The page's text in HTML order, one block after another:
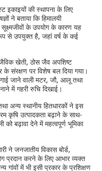
इकाइयों की स्थापना के लिए
ने बताया कि हिमालयी
के उपयोग के कारण यह
से उपयुक्त है, जहां वर्ष के कई
खेती, ठोस जैव अपशिष्ट
के संरक्षण पर विशेष बल दिया गया।
जाने वाली मटर, जौ, आलू तथा
में गहरी रुचि दिखाई।
अन्य स्थानीय हितधारकों ने इस
कृषि उत्पादकता बढ़ाने के साथ-
को बढ़ावा देने में महत्वपूर्ण भूमिका
ने जनजातीय विकास बोर्ड,
प्रदान करने के लिए आभार व्यक्त
गांवों में भी इसी प्रकार के प्रशिक्षण